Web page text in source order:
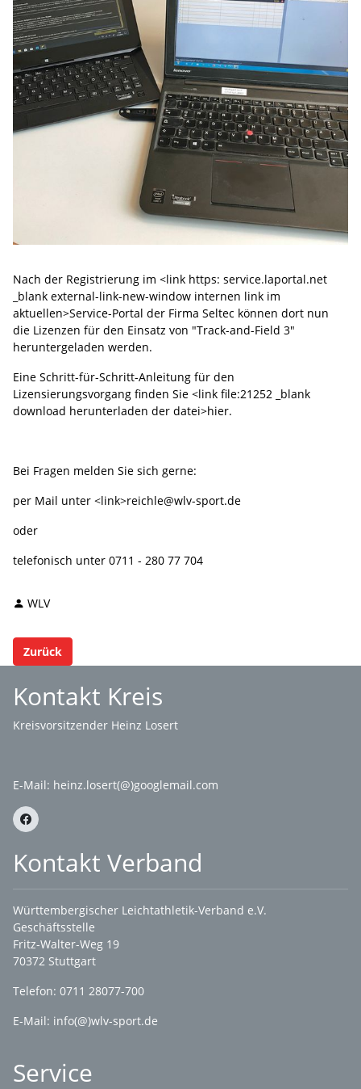
Nach der Registrierung im <link https: service.laportal.net
_blank external-link-new-window internen link im
aktuellen>Service-Portal der Firma Seltec können dort nun
die Lizenzen für den Einsatz von "Track-and-Field 3"
heruntergeladen werden.
Eine Schritt-für-Schritt-Anleitung für den
Lizensierungsvorgang finden Sie <link file:21252 _blank
download herunterladen der datei>hier.
Bei Fragen melden Sie sich gerne:
per Mail unter <link>reichle@wlv-sport.de
oder
telefonisch unter 0711 - 280 77 704
WLV
Zurück
Kontakt Kreis
Kreisvorsitzender Heinz Losert
E-Mail: heinz.losert(@)googlemail.com
Kontakt Verband
Württembergischer Leichtathletik-Verband e.V.
Geschäftsstelle
Fritz-Walter-Weg 19
70372 Stuttgart
Telefon: 0711 28077-700
E-Mail: info(@)wlv-sport.de
Service